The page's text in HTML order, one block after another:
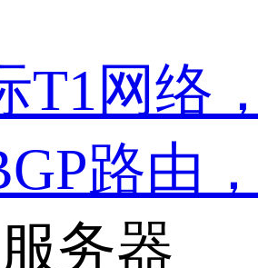
T1网络
路由
务器